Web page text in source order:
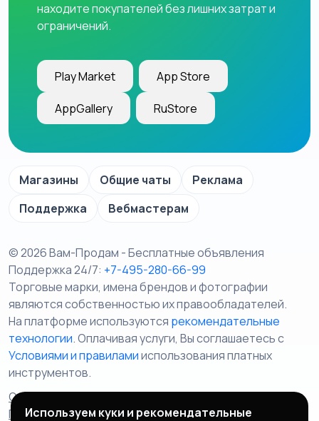
находите покупателей без лишних затрат и
ограничений.
Play Market App Store
AppGallery RuStore
Магазины Общие чаты
Реклама
Поддержка
Вебмастерам
© 2026 Вам-Продам - Бесплатные объявления
Поддержка 24/7: +7-495-280-66-99
Торговые марки, имена брендов и фотографии
являются собственностью их правообладателей.
На платформе используются рекомендательные
технологии. Оплачивая услуги, Вы соглашаетесь c
Условиями и правиламииспользования платных
инструментов.
Отказ от ответственности
Правила сервиса
Политика конфиденциальности
Пользовательское
Используем куки и рекомендательные